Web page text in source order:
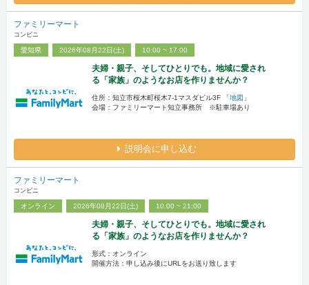
ファミリーマート
コンビニ
愛知県 2026年08月22日(土) 10:00 ~ 17:00
夫婦・親子、そしてひとりでも。地域に愛され
る「家族」のようなお店を作りませんか？
住所：知立市桜木町桜木7-1マスダビル3F 「地図 」
会場：ファミリーマート知立事務所 ※駐車場あり
説明会に申し込む
ファミリーマート
コンビニ
オンライン 2026年08月22日(土) 10:00 ~ 21:00
夫婦・親子、そしてひとりでも。地域に愛され
る「家族」のようなお店を作りませんか？
形式：オンライン
開催方法：申し込み後にURLをお送り致します